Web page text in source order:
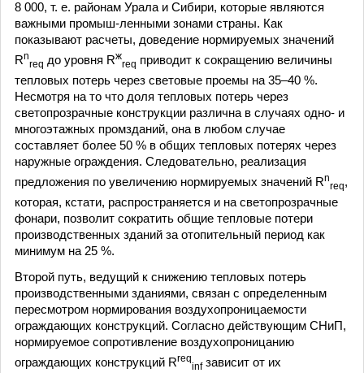
8 000, т. е. районам Урала и Сибири, которые являются
важными промыш-ленными зонами страны. Как
показывают расчеты, доведение нормируемых значений
Rn
req до уровня Rж
req приводит к сокращению величины
тепловых потерь через световые проемы на 35–40 %.
Несмотря на то что доля тепловых потерь через
светопрозрачные конструкции различна в случаях одно- и
многоэтажных промзданий, она в любом случае
составляет более 50 % в общих тепловых потерях через
наружные ограждения. Следовательно, реализация
предложения по увеличению нормируемых значений Rn
req,
которая, кстати, распространяется и на светопрозрачные
фонари, позволит сократить общие тепловые потери
производственных зданий за отопительный период как
минимум на 25 %.
Второй путь, ведущий к снижению тепловых потерь
производственными зданиями, связан с определенным
пересмотром нормирования воздухопроницаемости
ограждающих конструкций. Согласно действующим СНиП,
нормируемое сопротивление воздухопроницанию
ограждающих конструкций Rreq
infзависит от их